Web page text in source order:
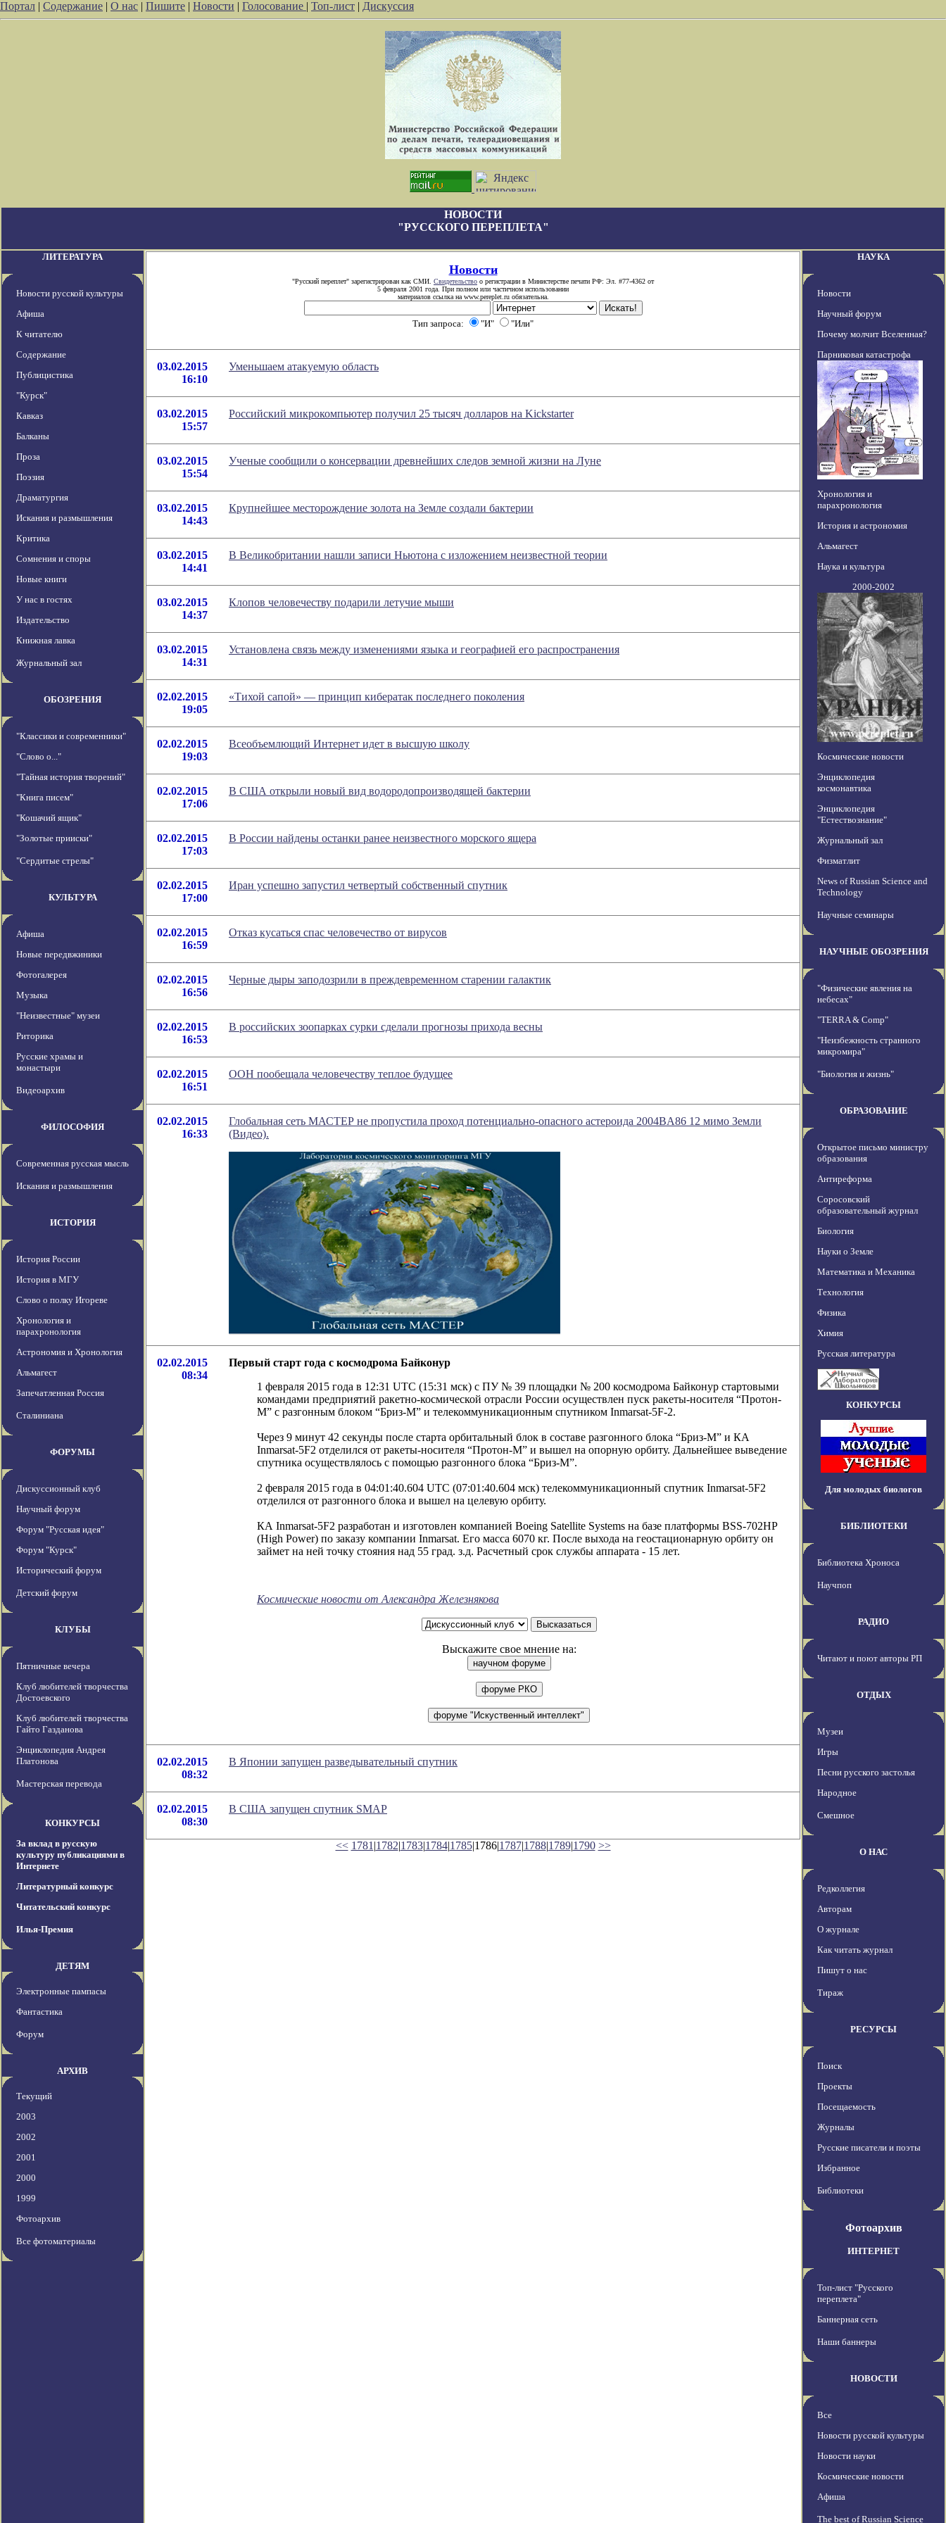
Портал | Содержание | О нас | Пишите | Новости | Голосование | Топ-лист | Дискуссия
НОВОСТИ
"РУССКОГО ПЕРЕПЛЕТА"
ЛИТЕРАТУРА
Новости русской культуры
Афиша
К читателю
Содержание
Публицистика
"Курск"
Кавказ
Балканы
Проза
Поэзия
Драматургия
Искания и размышления
Критика
Сомнения и споры
Новые книги
У нас в гостях
Издательство
Книжная лавка
Журнальный зал
ОБОЗРЕНИЯ
"Классики и современники"
"Слово о..."
"Тайная история творений"
"Книга писем"
"Кошачий ящик"
"Золотые прииски"
"Сердитые стрелы"
КУЛЬТУРА
Афиша
Новые передвжиники
Фотогалерея
Музыка
"Неизвестные" музеи
Риторика
Русские храмы и
монастыри
Видеоархив
ФИЛОСОФИЯ
Современная русская мысль
Искания и размышления
ИСТОРИЯ
История России
История в МГУ
Слово о полку Игореве
Хронология и
парахронология
Астрономия и Хронология
Альмагест
Запечатленная Россия
Сталиниана
ФОРУМЫ
Дискуссионный клуб
Научный форум
Форум "Русская идея"
Форум "Курск"
Исторический форум
Детский форум
КЛУБЫ
Пятничные вечера
Клуб любителей творчества
Достоевского
Клуб любителей творчества
Гайто Газданова
Энциклопедия Андрея
Платонова
Мастерская перевода
КОНКУРСЫ
За вклад в русскую
культуру публикациями в
Интернете
Литературный конкурс
Читательский конкурс
Илья-Премия
ДЕТЯМ
Электронные пампасы
Фантастика
Форум
АРХИВ
Текущий
2003
2002
2001
2000
1999
Фотоархив
Все фотоматериалы
Новости
"Русский переплет" зарегистрирован как СМИ. Свидетельство о регистрации в Министерстве печати РФ: Эл. #77-4362 от
5 февраля 2001 года. При полном или частичном использовании
материалов ссылка на www.pereplet.ru обязательна.
Тип запроса: "И" "Или"
03.02.2015
16:10
Уменьшаем атакуемую область
03.02.2015
15:57
Российский микрокомпьютер получил 25 тысяч долларов на Kickstarter
03.02.2015
15:54
Ученые сообщили о консервации древнейших следов земной жизни на Луне
03.02.2015
14:43
Крупнейшее месторождение золота на Земле создали бактерии
03.02.2015
14:41
В Великобритании нашли записи Ньютона с изложением неизвестной теории
03.02.2015
14:37
Клопов человечеству подарили летучие мыши
03.02.2015
14:31
Установлена связь между изменениями языка и географией его распространения
02.02.2015
19:05
«Тихой сапой» — принцип кибератак последнего поколения
02.02.2015
19:03
Всеобъемлющий Интернет идет в высшую школу
02.02.2015
17:06
В США открыли новый вид водородопроизводящей бактерии
02.02.2015
17:03
В России найдены останки ранее неизвестного морского ящера
02.02.2015
17:00
Иран успешно запустил четвертый собственный спутник
02.02.2015
16:59
Отказ кусаться спас человечество от вирусов
02.02.2015
16:56
Черные дыры заподозрили в преждевременном старении галактик
02.02.2015
16:53
В российских зоопарках сурки сделали прогнозы прихода весны
02.02.2015
16:51
ООН пообещала человечеству теплое будущее
02.02.2015
16:33
Глобальная сеть МАСТЕР не пропустила проход потенциально-опасного астероида 2004BA86 12 мимо Земли
(Видео).
02.02.2015
08:34
Первый старт года с космодрома Байконур
1 февраля 2015 года в 12:31 UTC (15:31 мск) с ПУ № 39 площадки № 200 космодрома Байконур стартовыми
командами предприятий ракетно-космической отрасли России осуществлен пуск ракеты-носителя “Протон-
М” с разгонным блоком “Бриз-М” и телекоммуникационным спутником Inmarsat-5F-2.
Через 9 минут 42 секунды после старта орбитальный блок в составе разгонного блока “Бриз-М” и КА
Inmarsat-5F2 отделился от ракеты-носителя “Протон-М” и вышел на опорную орбиту. Дальнейшее выведение
спутника осуществлялось с помощью разгонного блока “Бриз-М”.
2 февраля 2015 года в 04:01:40.604 UTC (07:01:40.604 мск) телекоммуникационный спутник Inmarsat-5F2
отделился от разгонного блока и вышел на целевую орбиту.
КА Inmarsat-5F2 разработан и изготовлен компанией Boeing Satellite Systems на базе платформы BSS-702HP
(High Power) по заказу компании Inmarsat. Его масса 6070 кг. После выхода на геостационарную орбиту он
займет на ней точку стояния над 55 град. з.д. Расчетный срок службы аппарата - 15 лет.
Космические новости от Александра Железнякова
Выскажите свое мнение на:
02.02.2015
08:32
В Японии запущен разведывательный спутник
02.02.2015
08:30
В США запущен спутник SMAP
<< 1781 |1782|1783|1784|1785|1786|1787|1788|1789|1790 >>
НАУКА
Новости
Научный форум
Почему молчит Вселенная?
Парниковая катастрофа
Хронология и
парахронология
История и астрономия
Альмагест
Наука и культура
2000-2002
Космические новости
Энциклопедия
космонавтика
Энциклопедия
"Естествознание"
Журнальный зал
Физматлит
News of Russian Science and
Technology
Научные семинары
НАУЧНЫЕ ОБОЗРЕНИЯ
"Физические явления на
небесах"
"TERRA & Comp"
"Неизбежность странного
микромира"
"Биология и жизнь"
ОБРАЗОВАНИЕ
Открытое письмо министру
образования
Антиреформа
Соросовский
образовательный журнал
Биология
Науки о Земле
Математика и Механика
Технология
Физика
Химия
Русская литература
КОНКУРСЫ
Для молодых биологов
БИБЛИОТЕКИ
Библиотека Хроноса
Научпоп
РАДИО
Читают и поют авторы РП
ОТДЫХ
Музеи
Игры
Песни русского застолья
Народное
Смешное
О НАС
Редколлегия
Авторам
О журнале
Как читать журнал
Пишут о нас
Тираж
РЕСУРСЫ
Поиск
Проекты
Посещаемость
Журналы
Русские писатели и поэты
Избранное
Библиотеки
Фотоархив
ИНТЕРНЕТ
Топ-лист "Русского
переплета"
Баннерная сеть
Наши баннеры
НОВОСТИ
Все
Новости русской культуры
Новости науки
Космические новости
Афиша
The best of Russian Science